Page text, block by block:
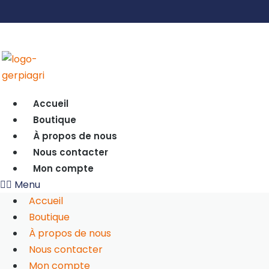
Accueil
Boutique
À propos de nous
Nous contacter
Mon compte
Menu
Accueil
Boutique
À propos de nous
Nous contacter
Mon compte